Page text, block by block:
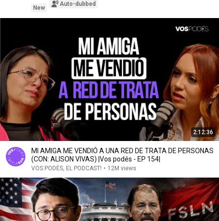
New
Auto-dubbed
2:12:36
MI AMIGA ME VENDIÓ A UNA RED DE TRATA DE PERSONAS
(CON: ALISON VIVAS) |Vos podés - EP 154|
VOS PODÉS, EL PODCAST! • 12M views